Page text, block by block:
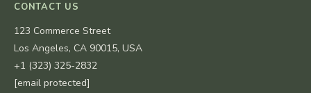
CONTACT US
123 Commerce Street
Los Angeles, CA 90015, USA
+1 (323) 325-2832
[email protected]